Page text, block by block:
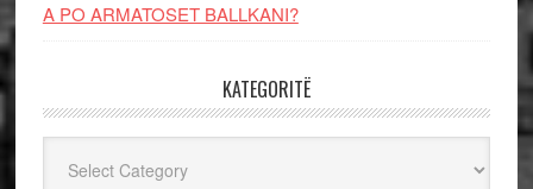
A PO ARMATOSET BALLKANI?
KATEGORITË